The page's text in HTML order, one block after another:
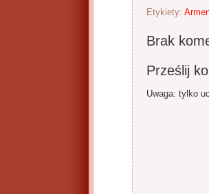
Etykiety:
Brak
Prześlij
Uwaga: tylko